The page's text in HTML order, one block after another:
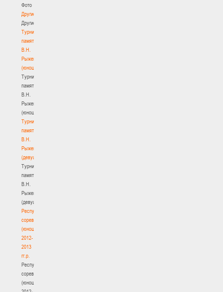
Фото
Другие
Другие
Турнир
памяти
В.Н.
Рыженкова
(юноши)
Турнир
памяти
В.Н.
Рыженкова
(юноши)
Турнир
памяти
В.Н.
Рыженкова
(девушки)
Турнир
памяти
В.Н.
Рыженкова
(девушки)
Республиканские
соревнования
(юноши)
2012-
2013
гг.р.
Республиканские
соревнования
(юноши)